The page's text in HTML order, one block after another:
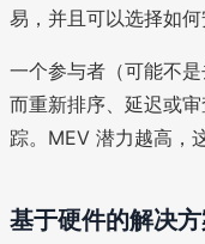
易，并且可以选择如何
一个参与者（可能不
而重新排序、延迟或
踪。MEV 潜力越高，
基于硬件的解决